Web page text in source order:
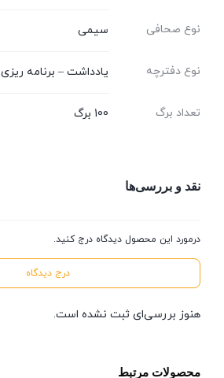
نوع صحافی سیمی
نوع دفترچه یادداشت – برنامه ریزی
تعداد برگ 100 برگ
نقد و بررسی‌ها
درمورد این محصول دیدگاه درج کنید.
درج دیدگاه
هنوز بررسی‌ای ثبت نشده است.
محصولات مرتبط